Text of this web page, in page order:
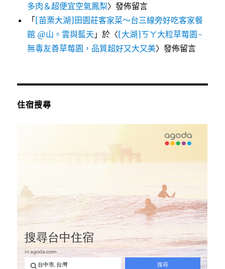
多肉＆超便宜空氣鳳梨〉發佈留言
「[苗栗大湖]田園莊客家菜～台三線旁好吃客家餐
館 @山。雲與藍天 」於〈[大湖]ㄎㄚ大粒草莓園~
無毒友善草莓園，品質超好又大又美〉發佈留言
住宿搜尋